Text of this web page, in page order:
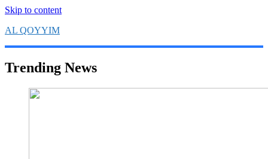
Skip to content
AL QOYYIM
Yayasan Al Qoyyim Sukoharjo
Trending News